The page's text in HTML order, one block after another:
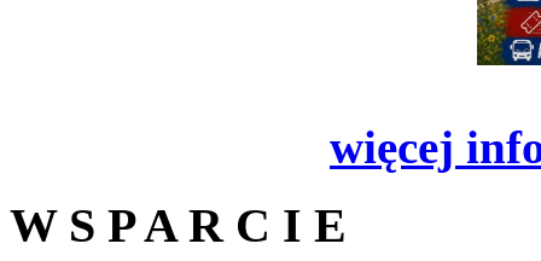
więcej
W S P A R C I E